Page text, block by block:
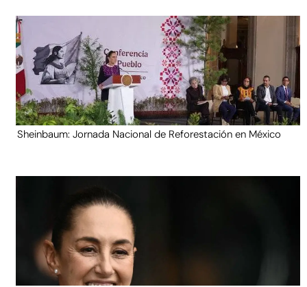
Sheinbaum: Jornada Nacional de Reforestación en México